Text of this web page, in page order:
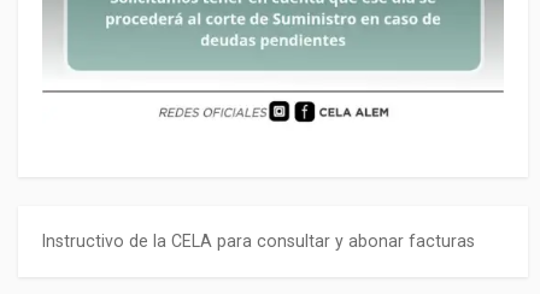
Instructivo de la CELA para consultar y abonar facturas